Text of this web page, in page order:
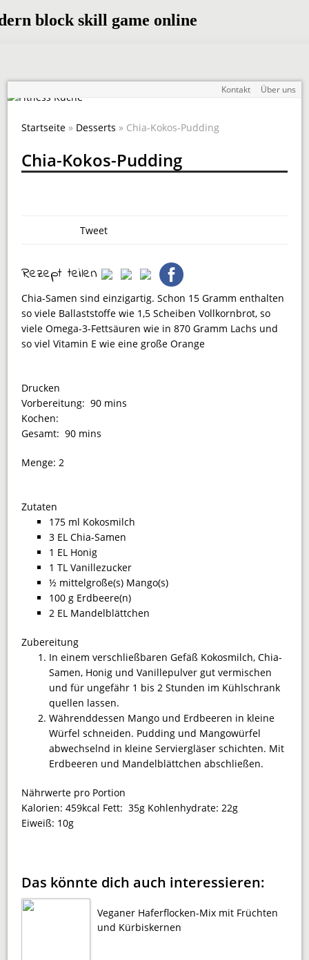
Kontakt Über uns
Startseite » Desserts » Chia-Kokos-Pudding
Chia-Kokos-Pudding
Tweet
Rezept teilen
Chia-Samen sind einzigartig. Schon 15 Gramm enthalten
so viele Ballaststoffe wie 1,5 Scheiben Vollkornbrot, so
viele Omega-3-Fettsäuren wie in 870 Gramm Lachs und
so viel Vitamin E wie eine große Orange
Drucken
Vorbereitung:90 mins
Kochen:
Gesamt:90 mins
Menge: 2
Zutaten
175 ml Kokosmilch
3 EL Chia-Samen
1 EL Honig
1 TL Vanillezucker
½ mittelgroße(s) Mango(s)
100 g Erdbeere(n)
2 EL Mandelblättchen
Zubereitung
In einem verschließbaren Gefäß Kokosmilch, Chia-
Samen, Honig und Vanillepulver gut ver­mischen
und für ungefähr 1 bis 2 Stunden im Kühlschrank
quellen lassen.
Währenddessen Mango und Erdbeeren in kleine
Würfel schneiden. Pudding und Mangowürfel
abwechselnd in kleine Serviergläser schichten. Mit
Erdbeeren und Mandelblättchen abschließen.
Nährwerte pro Portion
Kalorien:459kcal Fett: 35g Kohlenhydrate: 22g
Eiweiß: 10g
Das könnte dich auch interessieren:
Veganer Haferflocken-Mix mit Früchten
und Kürbiskernen